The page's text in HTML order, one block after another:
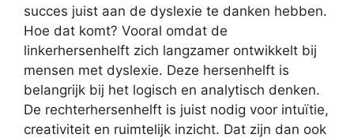
succes juist aan de dyslexie te danken hebben.
Hoe dat komt? Vooral omdat de
linkerhersenhelft zich langzamer ontwikkelt bij
mensen met dyslexie. Deze hersenhelft is
belangrijk bij het logisch en analytisch denken.
De rechterhersenhelft is juist nodig voor intuïtie,
creativiteit en ruimtelijk inzicht. Dat zijn dan ook